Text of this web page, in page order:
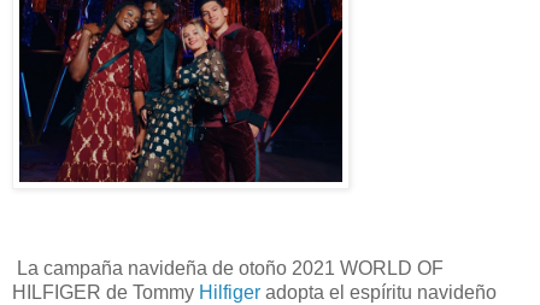
La campaña navideña de otoño 2021 WORLD OF
HILFIGER de Tommy Hilfiger adopta el espíritu navideño